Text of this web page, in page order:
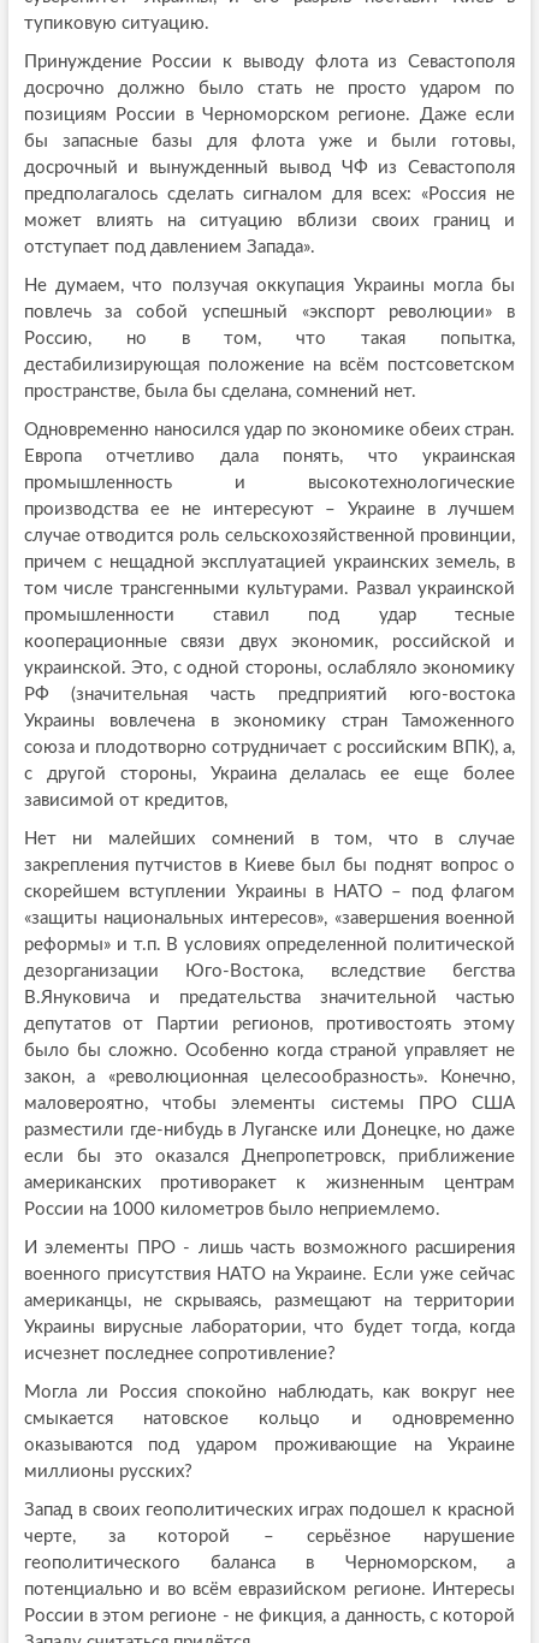
тупиковую ситуацию.
Принуждение России к выводу флота из Севастополя
досрочно должно было стать не просто ударом по
позициям России в Черноморском регионе. Даже если
бы запасные базы для флота уже и были готовы,
досрочный и вынужденный вывод ЧФ из Севастополя
предполагалось сделать сигналом для всех: «Россия не
может влиять на ситуацию вблизи своих границ и
отступает под давлением Запада».
Не думаем, что ползучая оккупация Украины могла бы
повлечь за собой успешный «экспорт революции» в
Россию, но в том, что такая попытка,
дестабилизирующая положение на всём постсоветском
пространстве, была бы сделана, сомнений нет.
Одновременно наносился удар по экономике обеих стран.
Европа отчетливо дала понять, что украинская
промышленность и высокотехнологические
производства ее не интересуют – Украине в лучшем
случае отводится роль сельскохозяйственной провинции,
причем с нещадной эксплуатацией украинских земель, в
том числе трансгенными культурами. Развал украинской
промышленности ставил под удар тесные
кооперационные связи двух экономик, российской и
украинской. Это, с одной стороны, ослабляло экономику
РФ (значительная часть предприятий юго-востока
Украины вовлечена в экономику стран Таможенного
союза и плодотворно сотрудничает с российским ВПК), а,
с другой стороны, Украина делалась ее еще более
зависимой от кредитов,
Нет ни малейших сомнений в том, что в случае
закрепления путчистов в Киеве был бы поднят вопрос о
скорейшем вступлении Украины в НАТО – под флагом
«защиты национальных интересов», «завершения военной
реформы» и т.п. В условиях определенной политической
дезорганизации Юго-Востока, вследствие бегства
В.Януковича и предательства значительной частью
депутатов от Партии регионов, противостоять этому
было бы сложно. Особенно когда страной управляет не
закон, а «революционная целесообразность». Конечно,
маловероятно, чтобы элементы системы ПРО США
разместили где-нибудь в Луганске или Донецке, но даже
если бы это оказался Днепропетровск, приближение
американских противоракет к жизненным центрам
России на 1000 километров было неприемлемо.
И элементы ПРО - лишь часть возможного расширения
военного присутствия НАТО на Украине. Если уже сейчас
американцы, не скрываясь, размещают на территории
Украины вирусные лаборатории, что будет тогда, когда
исчезнет последнее сопротивление?
Могла ли Россия спокойно наблюдать, как вокруг нее
смыкается натовское кольцо и одновременно
оказываются под ударом проживающие на Украине
миллионы русских?
Запад в своих геополитических играх подошел к красной
черте, за которой – серьёзное нарушение
геополитического баланса в Черноморском, а
потенциально и во всём евразийском регионе. Интересы
России в этом регионе - не фикция, а данность, с которой